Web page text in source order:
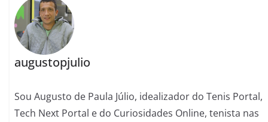
augustopjulio
Sou Augusto de Paula Júlio, idealizador do Tenis Portal,
Tech Next Portal e do Curiosidades Online, tenista nas